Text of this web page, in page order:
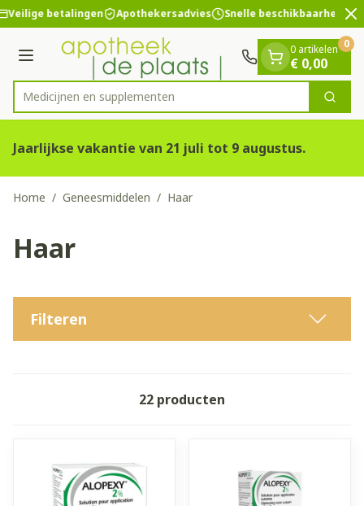
Ga naar de inhoud
2 van 2
Veilige betalingen Apothekersadvies Snelle beschikbaarheid
Menu
Product, merk, categorie...
Medicijnen e Zoek
0 artikelen
€ 0,00
0
Jaarlijkse vakantie van 21 juli tot 9 augustus.
Home / Geneesmiddelen / Haar
Haar
Filteren
22 producten